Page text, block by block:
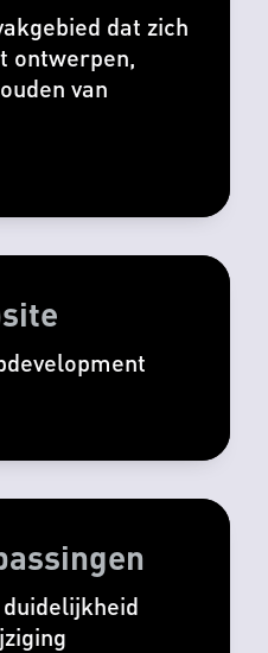
dat zich
ontwerpen,
van